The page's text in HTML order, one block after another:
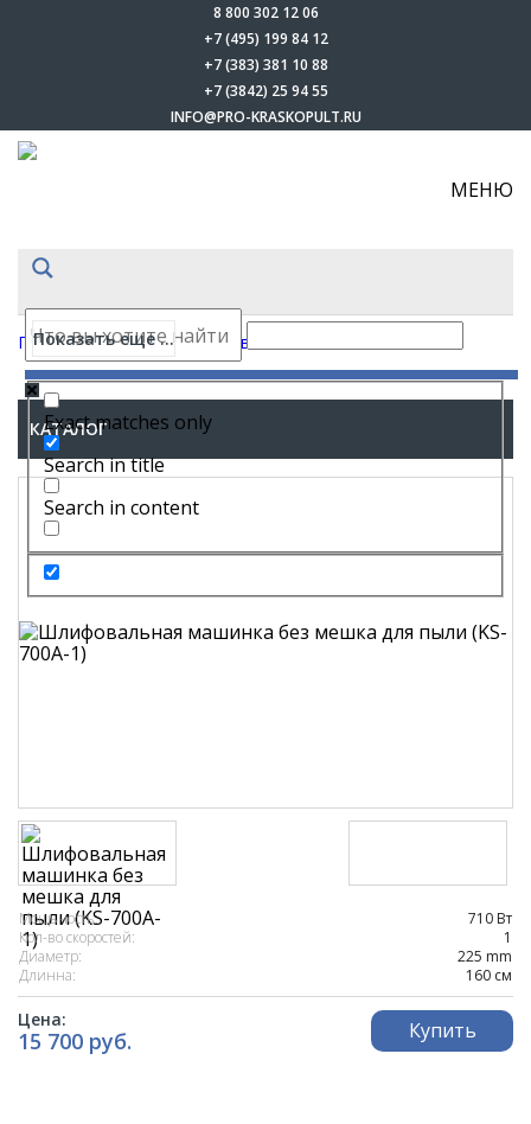
8 800 302 12 06
+7 (495) 199 84 12
+7 (383) 381 10 88
+7 (3842) 25 94 55
INFO@PRO-KRASKOPULT.RU
МЕНЮ
Показать еще ...
Exact matches only
Search in title
Search in content
Главная-Каталог-Шлифовальные машинки
КАТАЛОГ
Мощьность:
710 Вт
Кол-во скоростей:
1
Диаметр:
225 mm
Длинна:
160 см
Цена:
15 700 руб. Купить